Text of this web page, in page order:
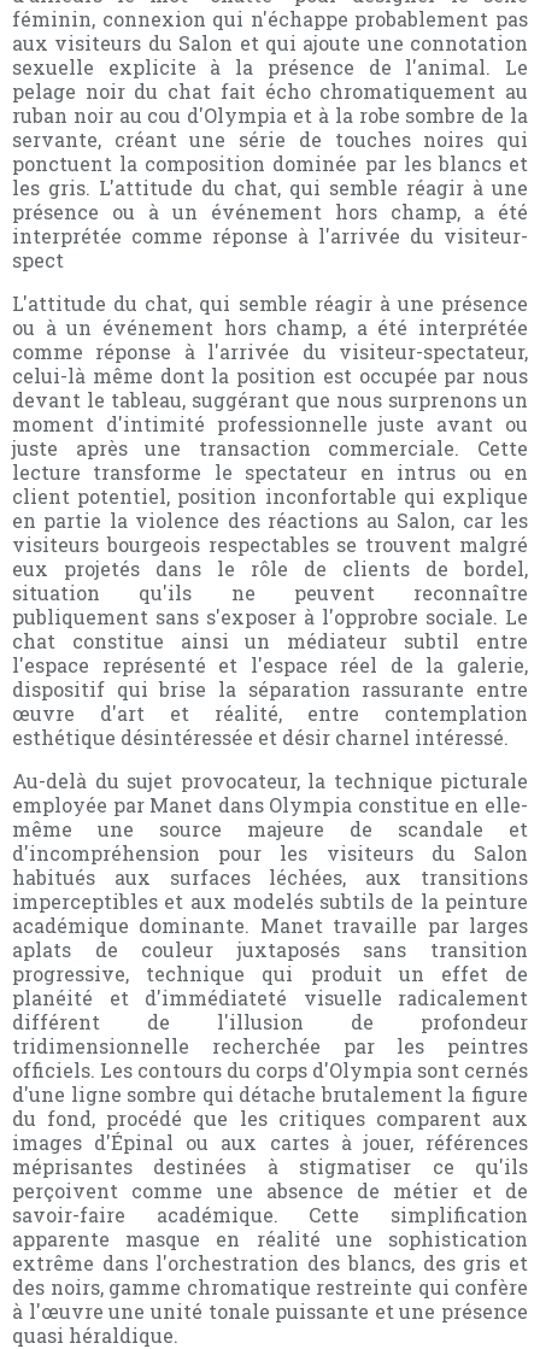
féminin, connexion qui n'échappe probablement pas
aux visiteurs du Salon et qui ajoute une connotation
sexuelle explicite à la présence de l'animal. Le
pelage noir du chat fait écho chromatiquement au
ruban noir au cou d'Olympia et à la robe sombre de la
servante, créant une série de touches noires qui
ponctuent la composition dominée par les blancs et
les gris. L'attitude du chat, qui semble réagir à une
présence ou à un événement hors champ, a été
interprétée comme réponse à l'arrivée du visiteur-
spect
L'attitude du chat, qui semble réagir à une présence
ou à un événement hors champ, a été interprétée
comme réponse à l'arrivée du visiteur-spectateur,
celui-là même dont la position est occupée par nous
devant le tableau, suggérant que nous surprenons un
moment d'intimité professionnelle juste avant ou
juste après une transaction commerciale. Cette
lecture transforme le spectateur en intrus ou en
client potentiel, position inconfortable qui explique
en partie la violence des réactions au Salon, car les
visiteurs bourgeois respectables se trouvent malgré
eux projetés dans le rôle de clients de bordel,
situation qu'ils ne peuvent reconnaître
publiquement sans s'exposer à l'opprobre sociale. Le
chat constitue ainsi un médiateur subtil entre
l'espace représenté et l'espace réel de la galerie,
dispositif qui brise la séparation rassurante entre
œuvre d'art et réalité, entre contemplation
esthétique désintéressée et désir charnel intéressé.
Au-delà du sujet provocateur, la technique picturale
employée par Manet dans Olympia constitue en elle-
même une source majeure de scandale et
d'incompréhension pour les visiteurs du Salon
habitués aux surfaces léchées, aux transitions
imperceptibles et aux modelés subtils de la peinture
académique dominante. Manet travaille par larges
aplats de couleur juxtaposés sans transition
progressive, technique qui produit un effet de
planéité et d'immédiateté visuelle radicalement
différent de l'illusion de profondeur
tridimensionnelle recherchée par les peintres
officiels. Les contours du corps d'Olympia sont cernés
d'une ligne sombre qui détache brutalement la figure
du fond, procédé que les critiques comparent aux
images d'Épinal ou aux cartes à jouer, références
méprisantes destinées à stigmatiser ce qu'ils
perçoivent comme une absence de métier et de
savoir-faire académique. Cette simplification
apparente masque en réalité une sophistication
extrême dans l'orchestration des blancs, des gris et
des noirs, gamme chromatique restreinte qui confère
à l'œuvre une unité tonale puissante et une présence
quasi héraldique.